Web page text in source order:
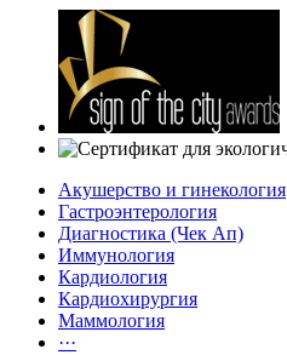
Акушерство и гинекология
Гастроэнтерология
Диагностика (Чек Ап)
Иммунология
Кардиология
Кардиохирургия
Маммология
···